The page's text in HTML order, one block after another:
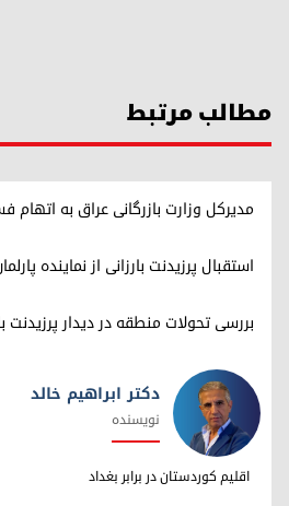
مطالب مرتبط
مدیرکل وزارت بازرگانی عراق به
استقبال پرزیدنت بارزانی از نماینده
بررسی تحولات منطقه در دیدار پرزیدنت
دکتر ابراهیم خالد
دکتر ابراهیم خالد
نویسنده
اقلیم کوردستان در برابر بغداد